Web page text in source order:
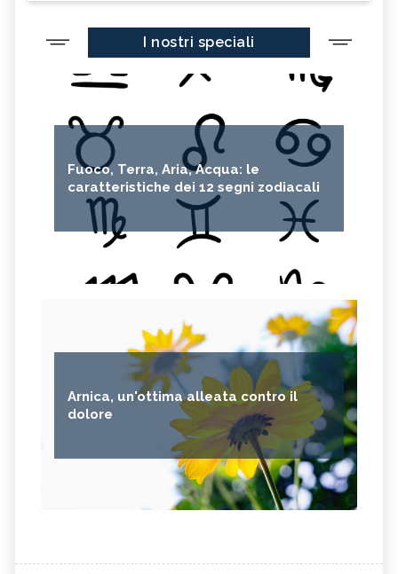
I nostri speciali
Fuoco, Terra, Aria, Acqua: le
caratteristiche dei 12 segni zodiacali
Arnica, un'ottima alleata contro il
dolore